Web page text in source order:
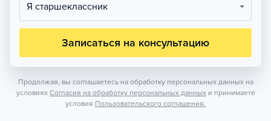
Я старшеклассник
Записаться на консультацию
Продолжая, вы соглашаетесь на обработку персональных данных на
условиях Согласия на обработку персональных данных и принимаете
условия Пользовательского соглашения.